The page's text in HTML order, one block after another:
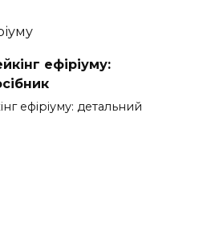
ефіріуму:
ефіріуму: детальний